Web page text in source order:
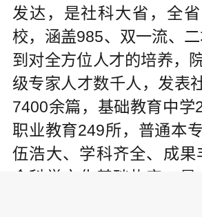
发达，是社科大省，全
校，涵盖985、双一流、
到对全方位人才的培养，
级专家人才数千人，发表
7400余篇，基础教育中学
职业教育249所，普通本
伍浩大、学科齐全、成果
会科学文化基础扎实，是